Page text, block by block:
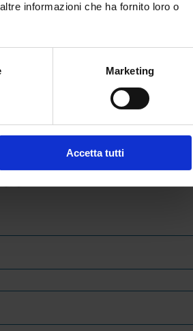
informazioni che ha fornito loro o
Marketing
Accetta tuttiformativa